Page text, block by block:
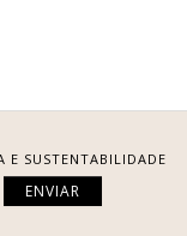
E SUSTENTABILIDADE